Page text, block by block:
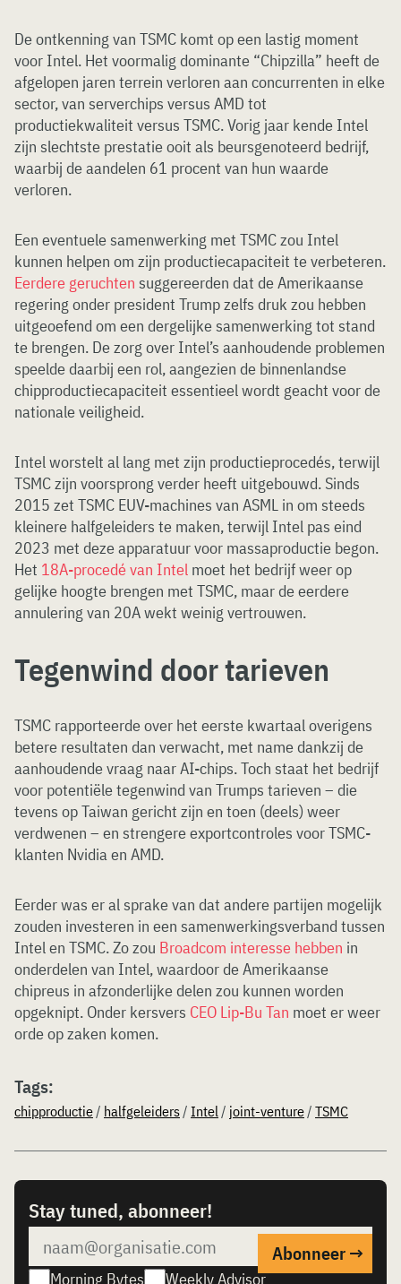
De ontkenning van TSMC komt op een lastig moment
voor Intel. Het voormalig dominante “Chipzilla” heeft de
afgelopen jaren terrein verloren aan concurrenten in elke
sector, van serverchips versus AMD tot
productiekwaliteit versus TSMC. Vorig jaar kende Intel
zijn slechtste prestatie ooit als beursgenoteerd bedrijf,
waarbij de aandelen 61 procent van hun waarde
verloren.
Een eventuele samenwerking met TSMC zou Intel
kunnen helpen om zijn productiecapaciteit te verbeteren.
Eerdere geruchten suggereerden dat de Amerikaanse
regering onder president Trump zelfs druk zou hebben
uitgeoefend om een dergelijke samenwerking tot stand
te brengen. De zorg over Intel’s aanhoudende problemen
speelde daarbij een rol, aangezien de binnenlandse
chipproductiecapaciteit essentieel wordt geacht voor de
nationale veiligheid.
Intel worstelt al lang met zijn productieprocedés, terwijl
TSMC zijn voorsprong verder heeft uitgebouwd. Sinds
2015 zet TSMC EUV-machines van ASML in om steeds
kleinere halfgeleiders te maken, terwijl Intel pas eind
2023 met deze apparatuur voor massaproductie begon.
Het 18A-procedé van Intel moet het bedrijf weer op
gelijke hoogte brengen met TSMC, maar de eerdere
annulering van 20A wekt weinig vertrouwen.
Tegenwind door tarieven
TSMC rapporteerde over het eerste kwartaal overigens
betere resultaten dan verwacht, met name dankzij de
aanhoudende vraag naar AI-chips. Toch staat het bedrijf
voor potentiële tegenwind van Trumps tarieven – die
tevens op Taiwan gericht zijn en toen (deels) weer
verdwenen – en strengere exportcontroles voor TSMC-
klanten Nvidia en AMD.
Eerder was er al sprake van dat andere partijen mogelijk
zouden investeren in een samenwerkingsverband tussen
Intel en TSMC. Zo zou Broadcom interesse hebben in
onderdelen van Intel, waardoor de Amerikaanse
chipreus in afzonderlijke delen zou kunnen worden
opgeknipt. Onder kersvers CEO Lip-Bu Tan moet er weer
orde op zaken komen.
Tags:
chipproductie/ halfgeleiders/ Intel/ joint-venture/ TSMC
Stay tuned, abonneer!
Morning Bytes Weekly Advisor